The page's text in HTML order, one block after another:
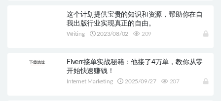
这个计划提供宝贵的知识和资源，帮助你在自
我出版行业实现真正的自由。
Writing 2023/08/02 209
Fiverr接单实战秘籍：他接了4万单，教你从零
开始快速赚钱！
Internet Marketing 2025/09/27 207